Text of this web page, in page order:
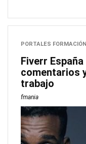
PORTALES FORMACIÓN
Fiverr
comentarios
trabajo
fmania